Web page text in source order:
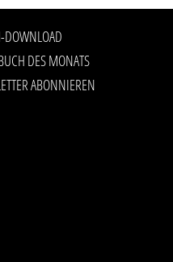
DOWNLOAD
DES MONATS
ABONNIEREN